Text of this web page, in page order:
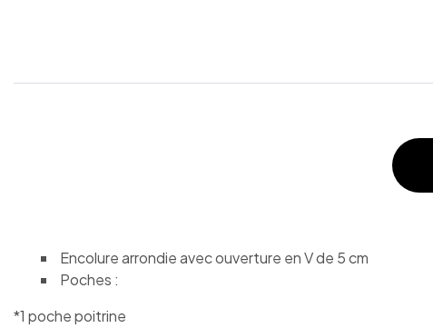
Encolure arrondie avec ouverture en V de 5 cm
Poches :
*1 poche poitrine